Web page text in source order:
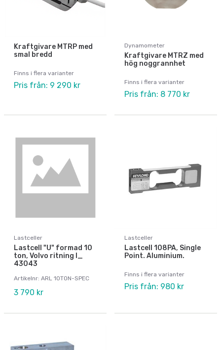
Kraftgivare MTRP med
smal bredd
Finns i flera varianter
Pris från: 9 290 kr
Dynamometer
Kraftgivare MTRZ med
hög noggrannhet
Finns i flera varianter
Pris från: 8 770 kr
Lastceller
Lastcell "U" formad 10
ton, Volvo ritning I_
43043
Artikelnr: ARL 10TON-SPEC
3 790 kr
Lastceller
Lastcell 108PA, Single
Point. Aluminium.
Finns i flera varianter
Pris från: 980 kr